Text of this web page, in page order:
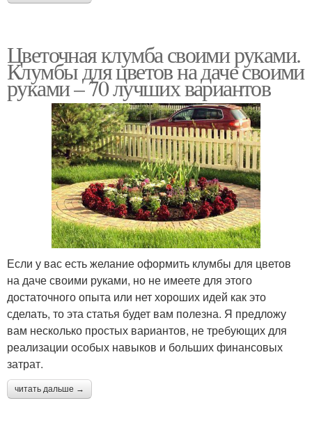
Цветочная клумба своими руками.
Клумбы для цветов на даче своими
руками – 70 лучших вариантов
Если у вас есть желание оформить клумбы для цветов
на даче своими руками, но не имеете для этого
достаточного опыта или нет хороших идей как это
сделать, то эта статья будет вам полезна. Я предложу
вам несколько простых вариантов, не требующих для
реализации особых навыков и больших финансовых
затрат.
читать дальше →